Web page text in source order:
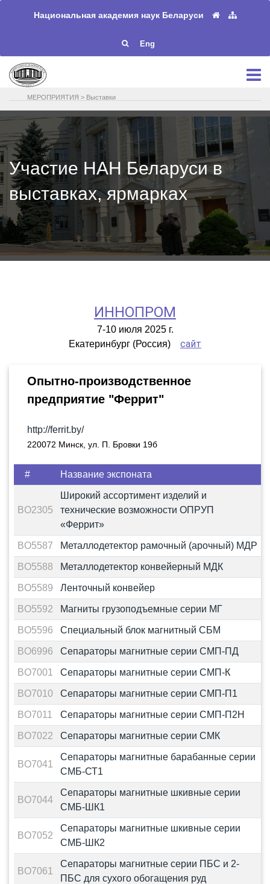
Национальная академия наук Беларуси
Eng
МЕРОПРИЯТИЯ > Выставки
Участие НАН Беларуси в
выставках, ярмарках
ИННОПРОМ
7-10 июля 2025 г.
Екатеринбург (Россия) сайт
Опытно-производственное
предприятие "Феррит"
http://ferrit.by/
220072 Минск, ул. П. Бровки 19б
# Название экспоната
BO2305
Широкий ассортимент изделий и
технические возможности ОПРУП
«Феррит»
BO5587 Металлодетектор рамочный (арочный) МДР
BO5588 Металлодетектор конвейерный МДК
BO5589 Ленточный конвейер
BO5592 Магниты грузоподъемные серии МГ
BO5596 Специальный блок магнитный СБМ
BO6996 Сепараторы магнитные серии СМП-ПД
BO7001 Сепараторы магнитные серии СМП-К
BO7010 Сепараторы магнитные серии СМП-П1
BO7011 Сепараторы магнитные серии СМП-П2Н
BO7022 Сепараторы магнитные серии СМК
BO7041
Cепараторы магнитные барабанные серии
СМБ-СТ1
BO7044
Cепараторы магнитные шкивные серии
СМБ-ШК1
BO7052
Cепараторы магнитные шкивные серии
СМБ-ШК2
BO7061
Сепараторы магнитные серии ПБС и 2-
ПБС для сухого обогащения руд